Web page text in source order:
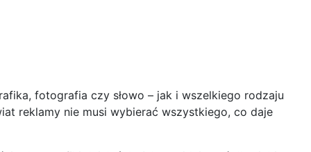
fotografia czy słowo – jak i wszelkiego rodzaju
reklamy nie musi wybierać wszystkiego, co daje